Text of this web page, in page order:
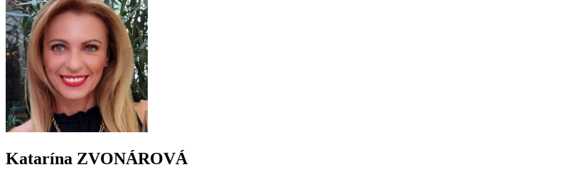
Katarína ZVONÁROVÁ